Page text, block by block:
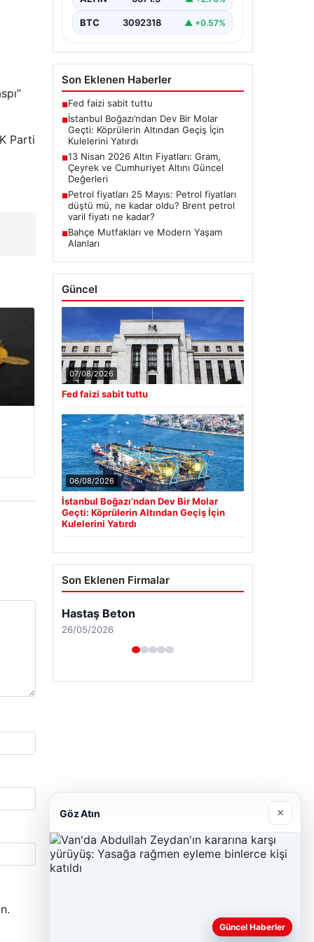
Parti
batık…
BTC 3092318 ▲ +0.57%
Son Eklenen Haberler
■Fed faizi sabit tuttu
■İstanbul Boğazı’ndan Dev Bir Molar
Geçti: Köprülerin Altından Geçiş İçin
Kulelerini Yatırdı
■13 Nisan 2026 Altın Fiyatları: Gram,
Çeyrek ve Cumhuriyet Altını Güncel
Değerleri
■Petrol fiyatları 25 Mayıs: Petrol fiyatları
düştü mü, ne kadar oldu? Brent petrol
varil fiyatı ne kadar?
■Bahçe Mutfakları ve Modern Yaşam
Alanları
Güncel
07/08/2026
Fed faizi sabit tuttu
06/08/2026
İstanbul Boğazı’ndan Dev Bir Molar
Geçti: Köprülerin Altından Geçiş İçin
Kulelerini Yatırdı
Son Eklenen Firmalar
Hastaş Beton
26/05/2026
Göz Atın ×
Güncel Haberler